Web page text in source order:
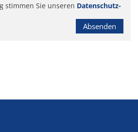
stimmen Sie unseren Datenschutz-
Absenden